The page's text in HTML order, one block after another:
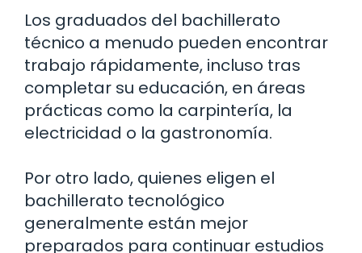
Los graduados del bachillerato
técnico a menudo pueden encontrar
trabajo rápidamente, incluso tras
completar su educación, en áreas
prácticas como la carpintería, la
electricidad o la gastronomía.
Por otro lado, quienes eligen el
bachillerato tecnológico
generalmente están mejor
preparados para continuar estudios